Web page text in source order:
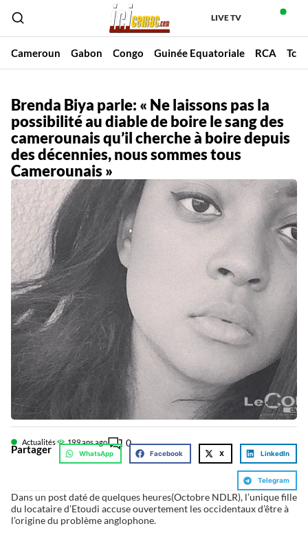
LIVE TV
Cameroun Gabon Congo Guinée Equatoriale RCA
Brenda Biya parle: « Ne laissons pas la
possibilité au diable de boire le sang des
camerounais qu’il cherche à boire depuis
des décennies, nous sommes tous
Camerounais »
Actualités 199 ans ago 0
Partager WhatsApp Facebook X LinkedIn
Telegram
Dans un post daté de quelques heures(Octobre NDLR), l’unique fille
du locataire d’Etoudi accuse ouvertement les occidentaux d’être à
l’origine du problème anglophone.